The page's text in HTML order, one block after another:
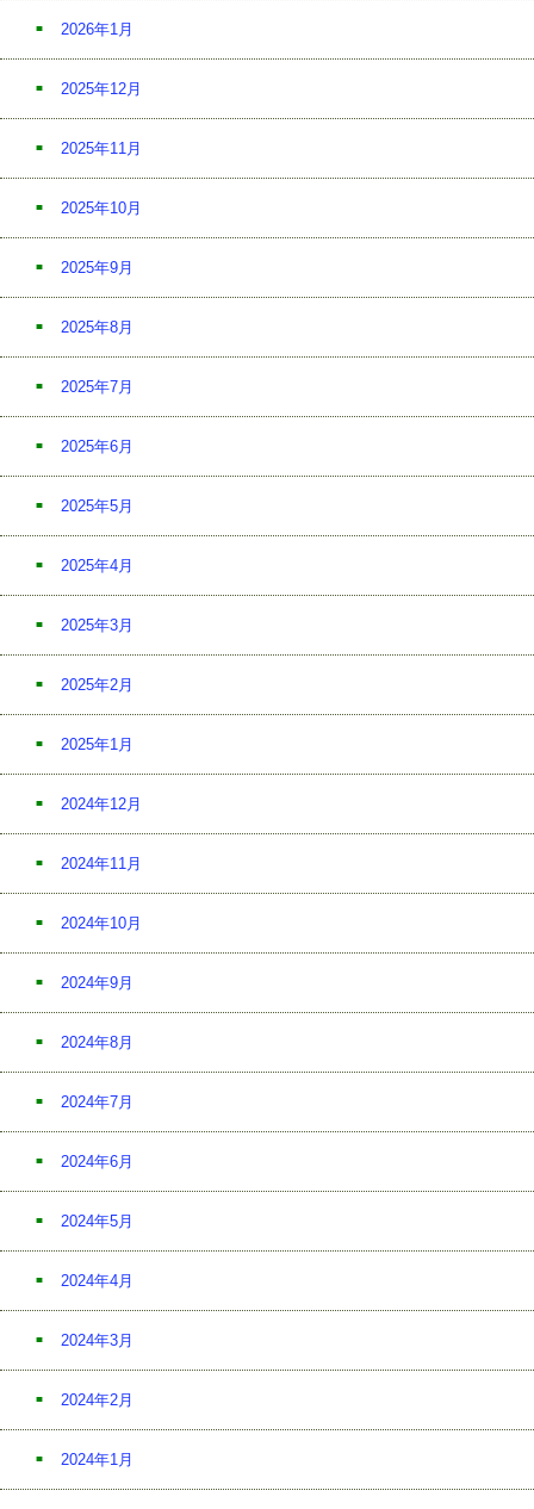
2026年1月
2025年12月
2025年11月
2025年10月
2025年9月
2025年8月
2025年7月
2025年6月
2025年5月
2025年4月
2025年3月
2025年2月
2025年1月
2024年12月
2024年11月
2024年10月
2024年9月
2024年8月
2024年7月
2024年6月
2024年5月
2024年4月
2024年3月
2024年2月
2024年1月